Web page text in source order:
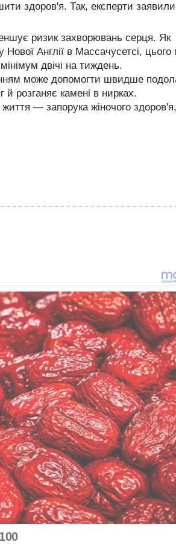
здоров'я. Так, експерти
ризик захворювань серця. Як
Нової Англії в Массачусетсі,
двічі на тиждень.
може допомогти швидше
й розганяє камені в нирках.
життя — запорука жіночого